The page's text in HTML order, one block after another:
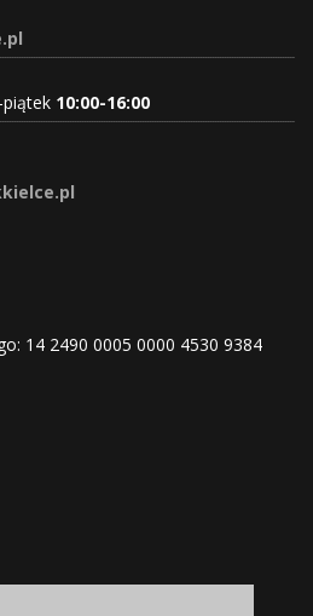
10:00-16:00
14 2490 0005 0000 4530 9384